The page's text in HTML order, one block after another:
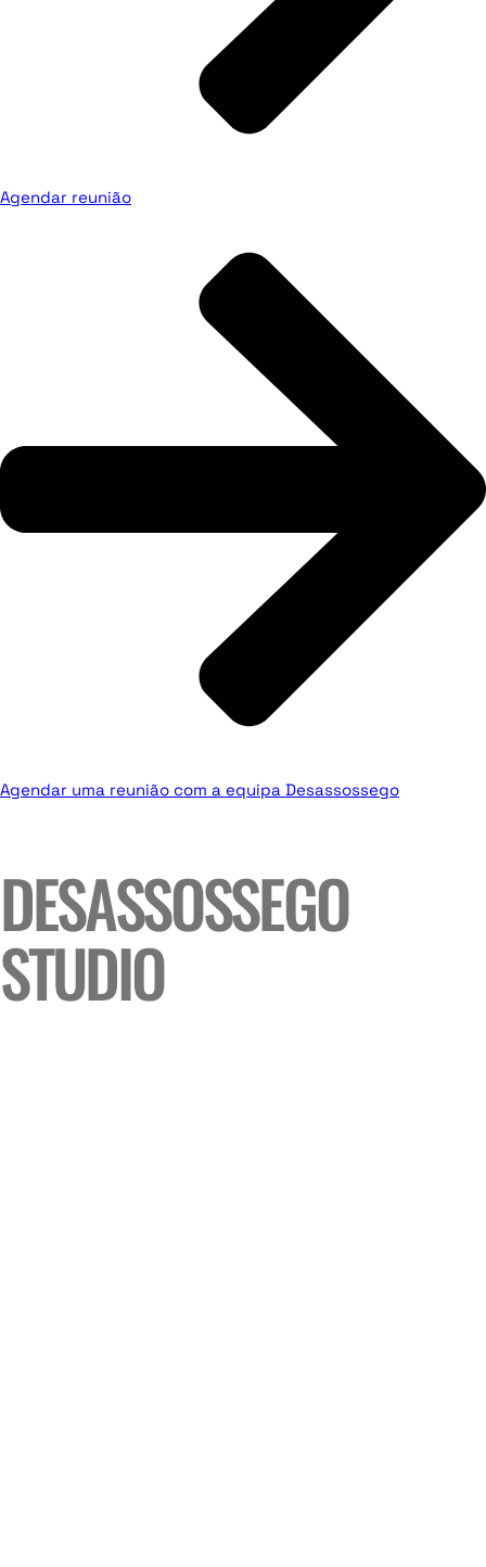
Agendar reunião
Agendar uma reunião com a equipa Desassossego
DESASSOSSEGO
STUDIO